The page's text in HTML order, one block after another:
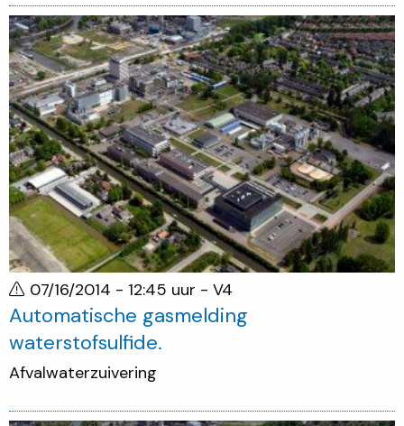
07/16/2014 - 12:45 uur - V4
Automatische gasmelding
waterstofsulfide.
Afvalwaterzuivering